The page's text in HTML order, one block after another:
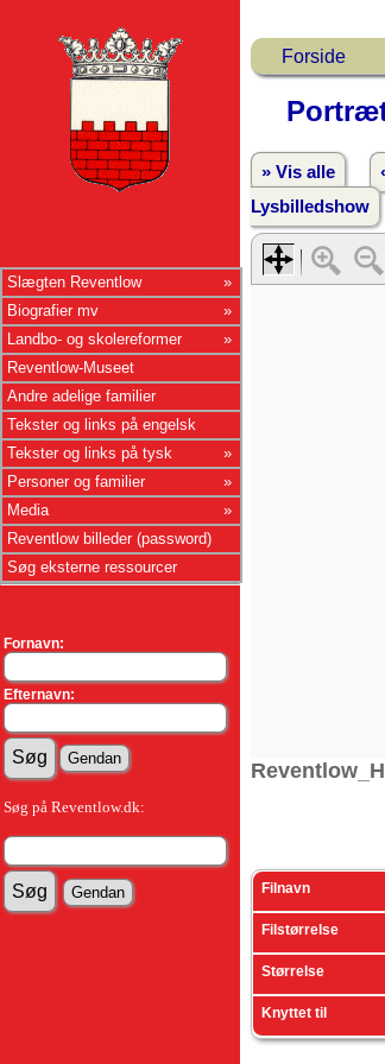
Slægten Reventlow
Biografier mv
Landbo- og skolereformer
Reventlow-Museet
Andre adelige familier
Tekster og links på engelsk
Tekster og links på tysk
Personer og familier
Media
Reventlow billeder (password)
Søg eksterne ressourcer
Fornavn:
Efternavn:
Søg på Reventlow.dk:
Forside
» Vis alle
Lysbilledshow
Filnavn
Filstørrelse
Størrelse
Knyttet til